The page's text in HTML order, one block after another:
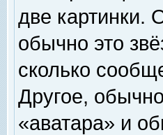
две картинки.
обычно это
сколько
Другое,
«аватара» и